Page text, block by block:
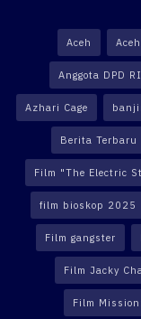
Aceh
Anggota DPD RI
Azhari Cage
Berita Terbaru
Film "The Electric
film bioskop 2025
Film gangster
Film Jacky
Film